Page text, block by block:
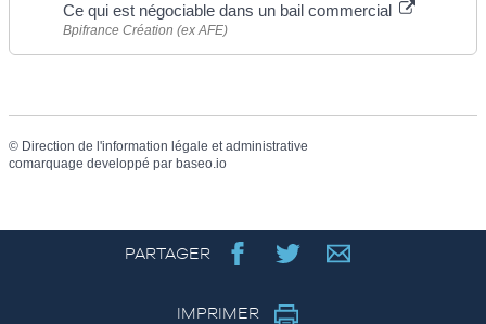
Ce qui est négociable dans un bail commercial
Bpifrance Création (ex AFE)
© Direction de l'information légale et administrative
comarquage developpé par baseo.io
PARTAGER
IMPRIMER